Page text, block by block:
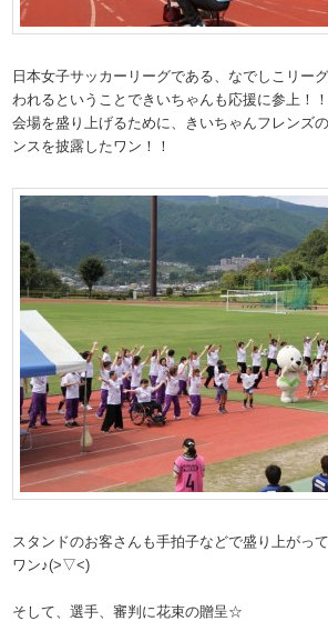
日本女子サッカーリーグである、なでしこリー
われるということできいちゃんも応援に参上！！
会場を盛り上げるために、きいちゃんフレンズ
ンスを披露したワン！！
スタンドのお客さんも手拍子などで盛り上がっ
ワン♪(>▽<)
そして、選手、審判に花束の贈呈☆